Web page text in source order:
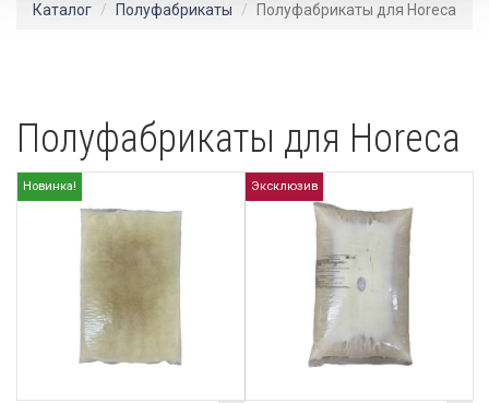
Каталог Полуфабрикаты Полуфабрикаты для Horeca
Полуфабрикаты для Horeca
Новинка! Эксклюзив